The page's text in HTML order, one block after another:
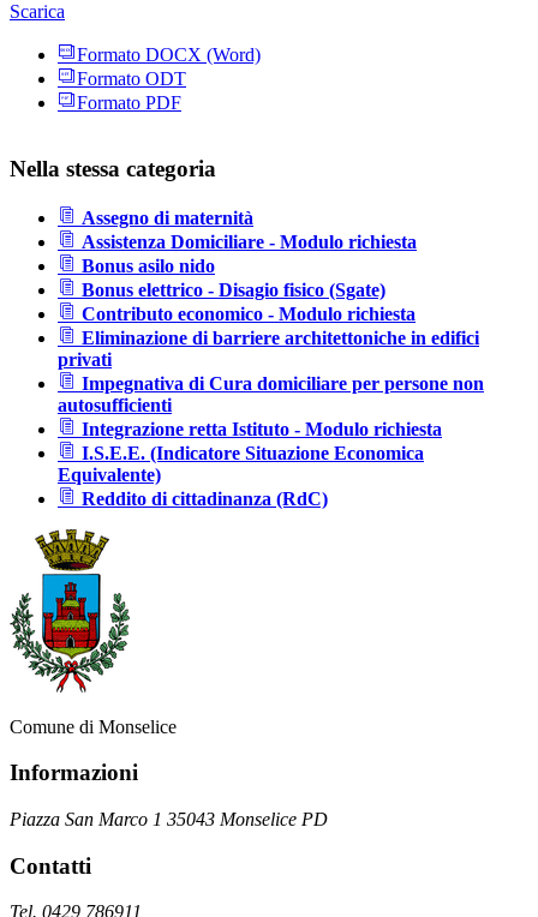
Scarica
Formato DOCX (Word)
Formato ODT
Formato PDF
Nella stessa categoria
Assegno di maternità
Assistenza Domiciliare - Modulo richiesta
Bonus asilo nido
Bonus elettrico - Disagio fisico (Sgate)
Contributo economico - Modulo richiesta
Eliminazione di barriere architettoniche in edifici
privati
Impegnativa di Cura domiciliare per persone non
autosufficienti
Integrazione retta Istituto - Modulo richiesta
I.S.E.E. (Indicatore Situazione Economica
Equivalente)
Reddito di cittadinanza (RdC)
Comune di Monselice
Informazioni
Piazza San Marco 1 35043 Monselice PD
Contatti
Tel. 0429 786911